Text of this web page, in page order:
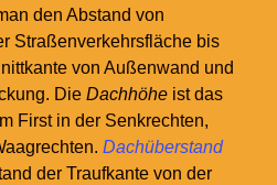
den Abstand von
Straßenverkehrsfläche bis
von Außenwand und
Die Dachhöhe ist das
First in der Senkrechten,
Dachüberstand
der Traufkante von der